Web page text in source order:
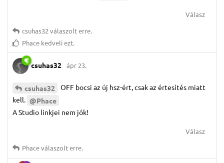
Válasz
csuhas32 válaszolt erre.
Phace kedveli ezt.
csuhas32 ápr 23.
csuhas32
OFF bocsi az új hsz-ért, csak az értesítés miatt
kell. @Phace
A Studio linkjei nem jók!
Válasz
Phaceválaszolt erre.